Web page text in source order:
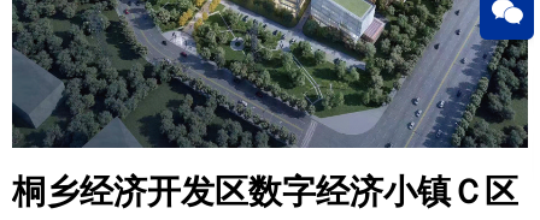
桐乡经济开发区数字经济小镇Ｃ区